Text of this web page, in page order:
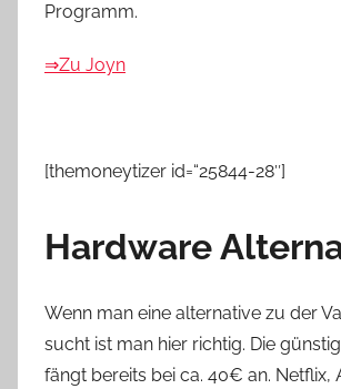
Programm.
⇒Zu Joyn
[themoneytizer id=“25844-28″]
Hardware
Wenn man eine alternative zu der
sucht ist man hier richtig. Die
fängt bereits bei ca. 40€ an. Netflix,